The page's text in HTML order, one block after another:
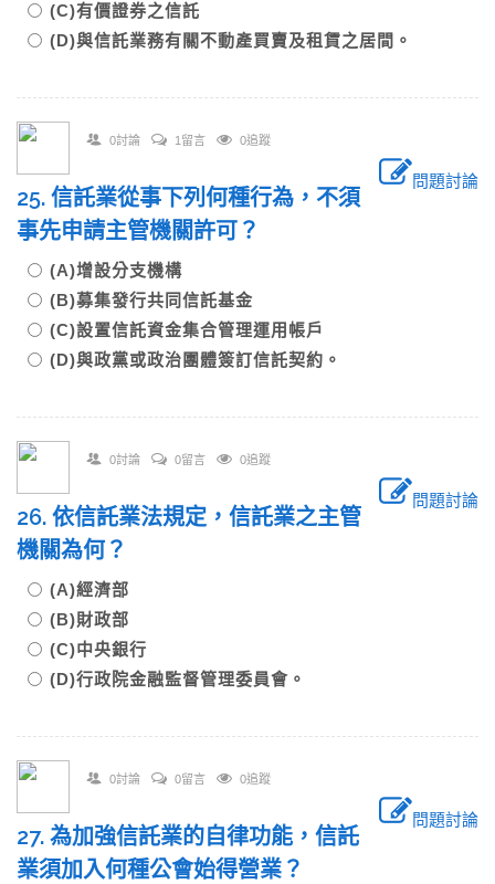
(C)有價證券之信託
(D)與信託業務有關不動產買賣及租賃之居間。
0討論 1留言 0追蹤
問題討論
25. 信託業從事下列何種行為，不須
事先申請主管機關許可？
(A)增設分支機構
(B)募集發行共同信託基金
(C)設置信託資金集合管理運用帳戶
(D)與政黨或政治團體簽訂信託契約。
0討論 0留言 0追蹤
問題討論
26. 依信託業法規定，信託業之主管
機關為何？
(A)經濟部
(B)財政部
(C)中央銀行
(D)行政院金融監督管理委員會。
0討論 0留言 0追蹤
問題討論
27. 為加強信託業的自律功能，信託
業須加入何種公會始得營業？